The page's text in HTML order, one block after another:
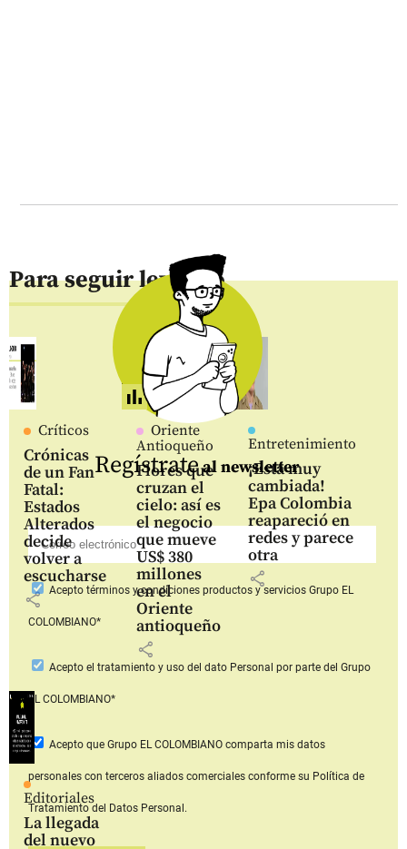
Para seguir leyendo
Críticos
Crónicas
de un Fan
Fatal:
Estados
Alterados
decide
volver a
escucharse
share
Oriente
Antioqueño
Flores que
cruzan el
cielo: así es
el negocio
que mueve
US$ 380
millones
en el
Oriente
antioqueño
share
Entretenimiento
¡Está muy
cambiada!
Epa Colombia
reapareció en
redes y parece
otra
share
Editoriales
La llegada
del nuevo
Regístrateal newsletter
Aceptotérminos y condiciones productos y serviciosGrupo EL
COLOMBIANO*
Acepto el tratamiento y uso del dato Personal por parte del Grupo
EL COLOMBIANO*
Acepto que Grupo EL COLOMBIANOcomparta mis datos
personales con terceros aliados comerciales conforme su Política de
Tratamiento del Datos Personal.